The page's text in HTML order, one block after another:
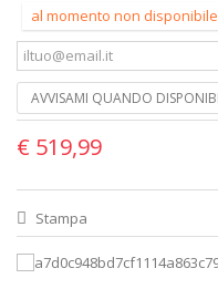
al momento non disponibile
AVVISAMI QUANDO
€ 519,99
Stampa